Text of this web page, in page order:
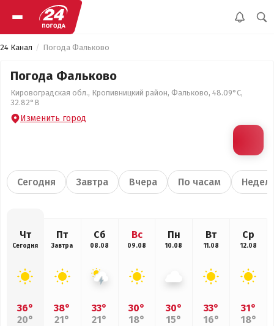
24 Канал Погода Фальково
Погода Фальково
Кировоградская обл., Кропивницкий район, Фальково, 48.09°С,
32.82°В
Изменить город
Сегодня Завтра Вчера По часам
Чт
Сегодня
36°
20°
Пт
Завтра
38°
21°
Сб
08.08
33°
21°
Вс
09.08
30°
18°
Пн
10.08
30°
15°
Вт
11.08
33°
16°
Ср
12.08
31°
18°